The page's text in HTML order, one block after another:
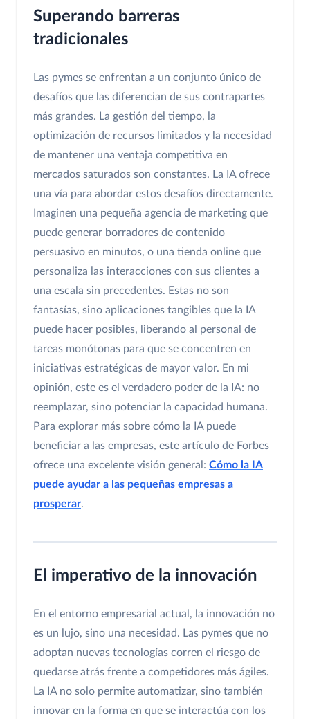
Superando barreras
tradicionales
Las pymes se enfrentan a un conjunto único de
desafíos que las diferencian de sus contrapartes
más grandes. La gestión del tiempo, la
optimización de recursos limitados y la necesidad
de mantener una ventaja competitiva en
mercados saturados son constantes. La IA ofrece
una vía para abordar estos desafíos directamente.
Imaginen una pequeña agencia de marketing que
puede generar borradores de contenido
persuasivo en minutos, o una tienda online que
personaliza las interacciones con sus clientes a
una escala sin precedentes. Estas no son
fantasías, sino aplicaciones tangibles que la IA
puede hacer posibles, liberando al personal de
tareas monótonas para que se concentren en
iniciativas estratégicas de mayor valor. En mi
opinión, este es el verdadero poder de la IA: no
reemplazar, sino potenciar la capacidad humana.
Para explorar más sobre cómo la IA puede
beneficiar a las empresas, este artículo de Forbes
ofrece una excelente visión general: Cómo la IA
puede ayudar a las pequeñas empresas a
prosperar.
El imperativo de la innovación
En el entorno empresarial actual, la innovación no
es un lujo, sino una necesidad. Las pymes que no
adoptan nuevas tecnologías corren el riesgo de
quedarse atrás frente a competidores más ágiles.
La IA no solo permite automatizar, sino también
innovar en la forma en que se interactúa con los